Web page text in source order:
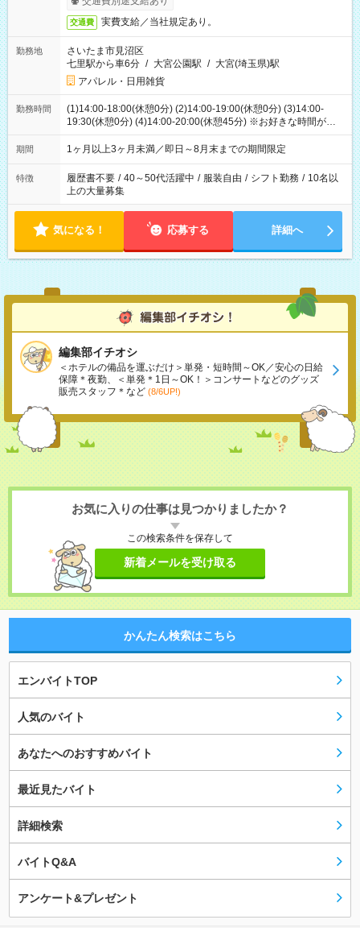
交通費 実費支給／当社規定あり。
勤務地
さいたま市見沼区
七里駅から車6分 / 大宮公園駅 / 大宮(埼玉県)駅
アパレル・日用雑貨
勤務時間
(1)14:00-18:00(休憩0分) (2)14:00-19:00(休憩0分) (3)14:00-
19:30(休憩0分) (4)14:00-20:00(休憩45分) ※お好きな時間が選べ
ます
期間 1ヶ月以上3ヶ月未満／即日～8月末までの期間限定
特徴 履歴書不要 / 40～50代活躍中 / 服装自由 / シフト勤務 / 10名以
上の大量募集
気になる！ 応募する 詳細へ
編集部イチオシ
＜ホテルの備品を運ぶだけ＞単発・短時間～OK／安心の日給
保障＊夜勤、＜単発＊1日～OK！＞コンサートなどのグッズ
販売スタッフ＊など (8/6UP!)
お気に入りの仕事は見つかりましたか？
この検索条件を保存して
新着メールを受け取る
かんたん検索はこちら
エンバイトTOP
人気のバイト
あなたへのおすすめバイト
最近見たバイト
詳細検索
バイトQ&A
アンケート&プレゼント